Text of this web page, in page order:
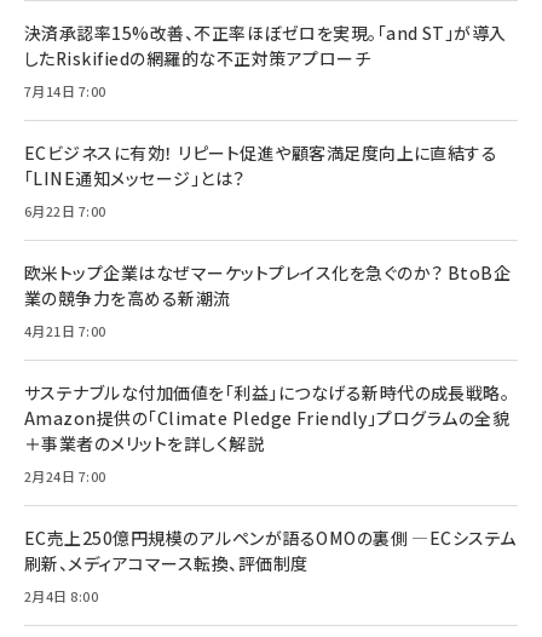
決済承認率15%改善、不正率ほぼゼロを実現。「and ST」が導入
したRiskifiedの網羅的な不正対策アプローチ
7月14日 7:00
ECビジネスに有効！ リピート促進や顧客満足度向上に直結する
「LINE通知メッセージ」とは？
6月22日 7:00
欧米トップ企業はなぜマーケットプレイス化を急ぐのか？ BtoB企
業の競争力を高める新潮流
4月21日 7:00
サステナブルな付加価値を「利益」につなげる新時代の成長戦略。
Amazon提供の「Climate Pledge Friendly」プログラムの全貌
＋事業者のメリットを詳しく解説
2月24日 7:00
EC売上250億円規模のアルペンが語るOMOの裏側 ―ECシステム
刷新、メディアコマース転換、評価制度
2月4日 8:00